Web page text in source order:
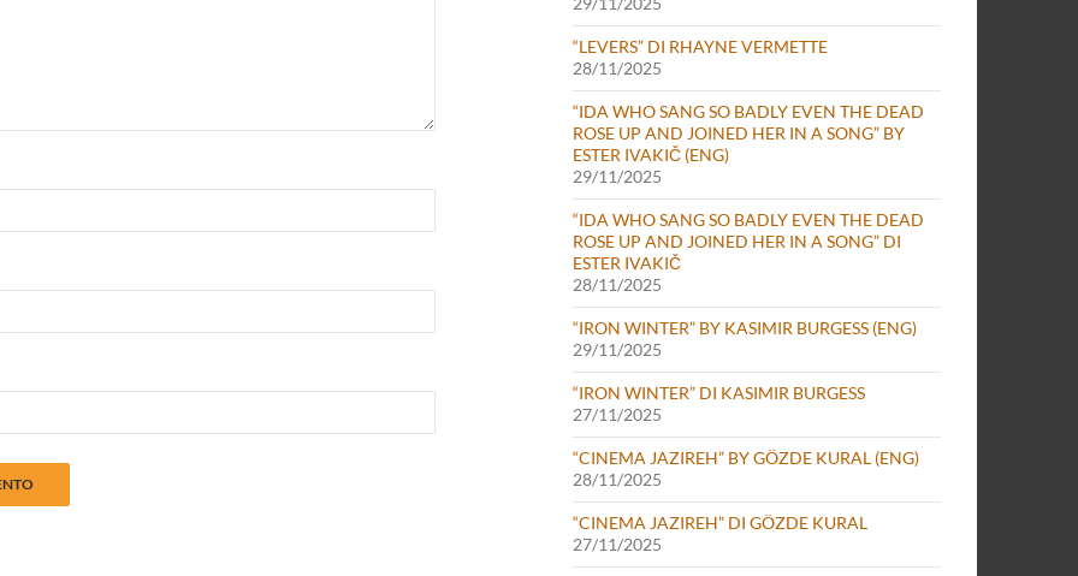
“LEVERS” DI RHAYNE VERMETTE
28/11/2025
“IDA WHO SANG SO BADLY EVEN THE DEAD
ROSE UP AND JOINED HER IN A SONG” BY
ESTER IVAKIČ (ENG)
29/11/2025
“IDA WHO SANG SO BADLY EVEN THE DEAD
ROSE UP AND JOINED HER IN A SONG” DI
ESTER IVAKIČ
28/11/2025
“IRON WINTER” BY KASIMIR BURGESS (ENG)
29/11/2025
“IRON WINTER” DI KASIMIR BURGESS
27/11/2025
“CINEMA JAZIREH” BY GÖZDE KURAL (ENG)
28/11/2025
“CINEMA JAZIREH” DI GÖZDE KURAL
27/11/2025